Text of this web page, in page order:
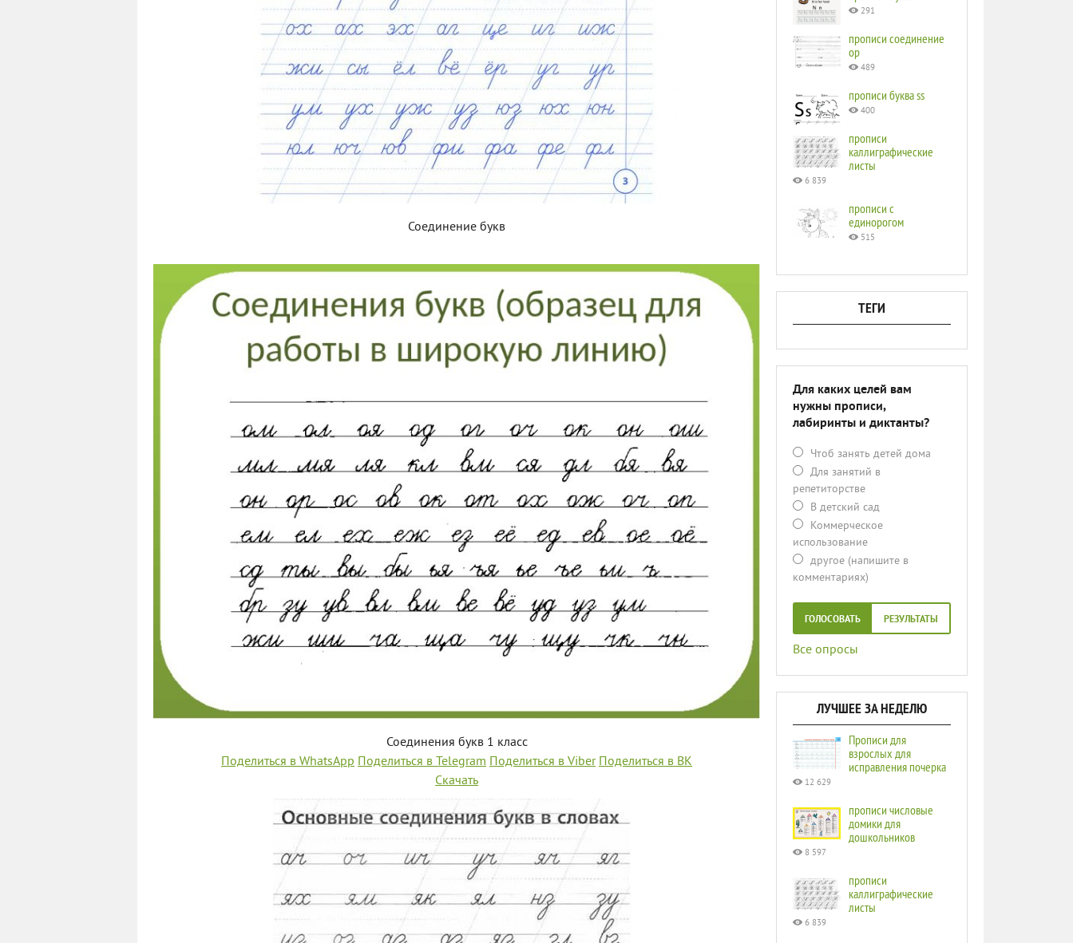
Соединение букв
Соединения букв 1 класс
Поделиться в WhatsApp Поделиться в Telegram Поделиться в Viber Поделиться в ВК
Скачать
291
прописи соединение
ор
489
прописи буква ss
400
прописи
каллиграфические
листы
6 839
прописи с
единорогом
515
ТЕГИ
Для каких целей вам
нужны прописи,
лабиринты и диктанты?
Чтоб занять детей дома
Для занятий в
репетиторстве
В детский сад
Коммерческое
использование
другое (напишите в
комментариях)
ГОЛОСОВАТЬ РЕЗУЛЬТАТЫ
Все опросы
ЛУЧШЕЕ ЗА НЕДЕЛЮ
Прописи для
взрослых для
исправления почерка
12 629
прописи числовые
домики для
дошкольников
8 597
прописи
каллиграфические
листы
6 839